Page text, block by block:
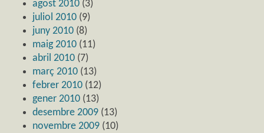
agost 2010 (3)
juliol 2010 (9)
juny 2010 (8)
maig 2010 (11)
abril 2010 (7)
març 2010 (13)
febrer 2010 (12)
gener 2010 (13)
desembre 2009 (13)
novembre 2009 (10)